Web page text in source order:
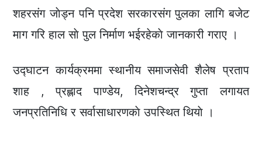
शहरसंग जाेड्न पनि प्रदेश सरकारसंग पुलका लागि बजेट
माग गरि हाल साे पुल निर्माण भईरहेकाे जानकारी गराए ।
उद्घाटन कार्यक्रममा स्थानीय समाजसेवी शैलेष प्रताप
शाह , प्रह्लाद पाण्डेय, दिनेशचन्द्र गुप्ता लगायत
जनप्रतिनिधि र सर्वासाधारणकाे उपस्थित थियाे ।